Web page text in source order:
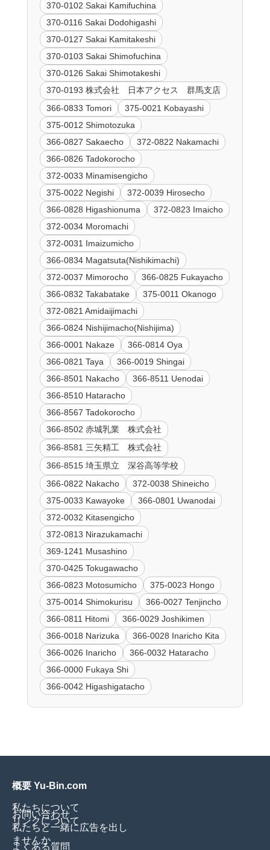
370-0102 Sakai Kamifuchina
370-0116 Sakai Dodohigashi
370-0127 Sakai Kamitakeshi
370-0103 Sakai Shimofuchina
370-0126 Sakai Shimotakeshi
370-0193 株式会社 日本アクセス 群馬支店
366-0833 Tomori
375-0021 Kobayashi
375-0012 Shimotozuka
366-0827 Sakaecho
372-0822 Nakamachi
366-0826 Tadokorocho
372-0033 Minamisengicho
375-0022 Negishi
372-0039 Hirosecho
366-0828 Higashionuma
372-0823 Imaicho
372-0034 Moromachi
372-0031 Imaizumicho
366-0834 Magatsuta(Nishikimachi)
372-0037 Mimorocho
366-0825 Fukayacho
366-0832 Takabatake
375-0011 Okanogo
372-0821 Amidaijimachi
366-0824 Nishijimacho(Nishijima)
366-0001 Nakaze
366-0814 Oya
366-0821 Taya
366-0019 Shingai
366-8501 Nakacho
366-8511 Uenodai
366-8510 Hataracho
366-8567 Tadokorocho
366-8502 赤城乳業 株式会社
366-8581 三矢精工 株式会社
366-8515 埼玉県立 深谷高等学校
366-0822 Nakacho
372-0038 Shineicho
375-0033 Kawayoke
366-0801 Uwanodai
372-0032 Kitasengicho
372-0813 Nirazukamachi
369-1241 Musashino
370-0425 Tokugawacho
366-0823 Motosumicho
375-0023 Hongo
375-0014 Shimokurisu
366-0027 Tenjincho
366-0811 Hitomi
366-0029 Joshikimen
366-0018 Narizuka
366-0028 Inaricho Kita
366-0026 Inaricho
366-0032 Hataracho
366-0000 Fukaya Shi
366-0042 Higashigatacho
概要 Yu-Bin.com
私たちについて
お問い合わせ
リンクについて
私たちと一緒に広告を出し
ませんか
よくある質問